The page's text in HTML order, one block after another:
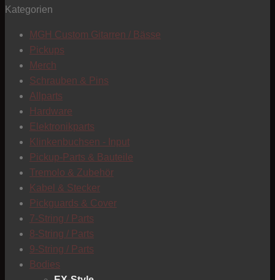
Kategorien
MGH Custom Gitarren / Bässe
Pickups
Merch
Schrauben & Pins
Allparts
Hardware
Elektronikparts
Klinkenbuchsen - Input
Pickup-Parts & Bauteile
Tremolo & Zubehör
Kabel & Stecker
Pickguards & Cover
7-String / Parts
8-String / Parts
9-String / Parts
Bodies